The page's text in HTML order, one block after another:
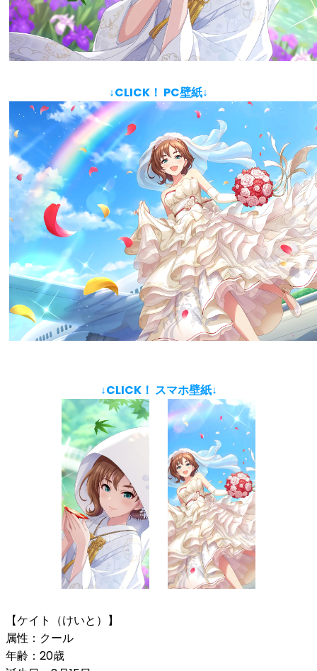
↓CLICK！ PC壁紙↓
↓CLICK！ スマホ壁紙↓
【ケイト（けいと）】
属性：クール
年齢：20歳